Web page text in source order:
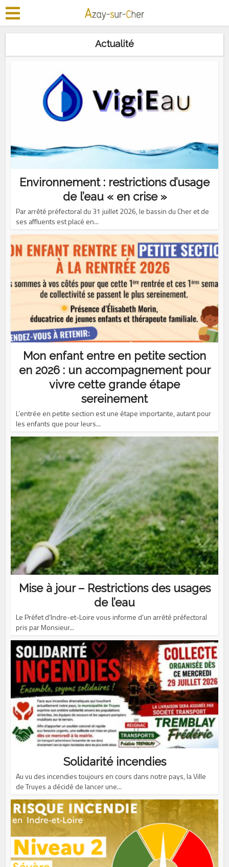
Actualité
Environnement : restrictions d’usage
de l’eau « en crise »
Par arrêté préfectoral du 31 juillet 2026, le bassin du Cher et de
ses affluents est placé en...
Mon enfant entre en petite section
en 2026 : un accompagnement pour
vivre cette grande étape
sereinement
L’entrée en petite section est une étape importante, autant pour
les enfants que pour leurs...
Mise à jour – Restrictions des usages
de l’eau
Le Préfet d’Indre-et-Loire vous informe d’un arrêté préfectoral
pris par Monsieur...
Solidarité incendies
Au vu des incendies toujours en cours dans notre pays, la Ville
de Truyes a décidé de lancer une...